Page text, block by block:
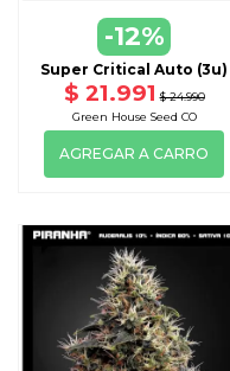
-12%
Super Critical Auto (3u)
$ 21.991 $ 24.990
Green House Seed CO
AGREGAR A CARRO